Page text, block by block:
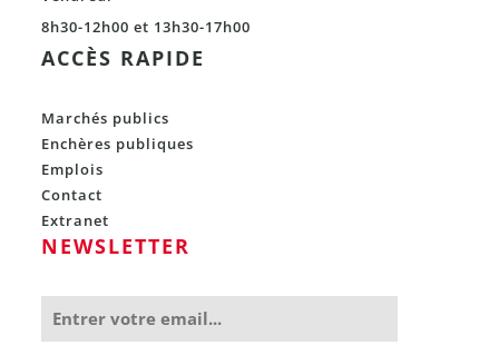
8h30-12h00 et 13h30-17h00
ACCÈS RAPIDE
Marchés publics
Enchères publiques
Emplois
Contact
Extranet
NEWSLETTER